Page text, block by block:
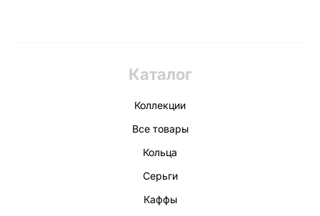
Каталог
Коллекции
Все товары
Кольца
Серьги
Каффы